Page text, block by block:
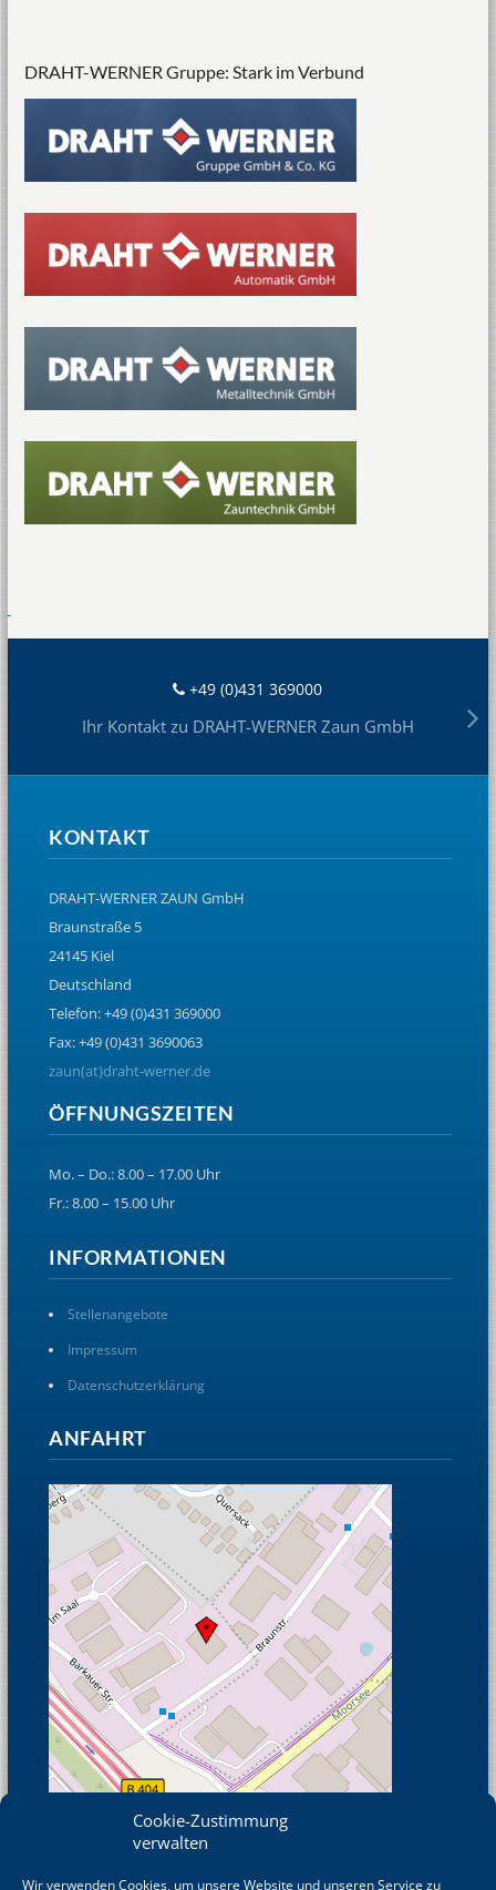
Cookie-Zustimmung
verwalten
Wir verwenden Cookies, um unsere Website und unseren Service zu
DRAHT-WERNER Gruppe: Stark im Verbund
+49 (0)431 369000
Ihr Kontakt zu DRAHT-WERNER Zaun GmbH
KONTAKT
DRAHT-WERNER ZAUN GmbH
Braunstraße 5
24145 Kiel
Deutschland
Telefon: +49 (0)431 369000
Fax: +49 (0)431 3690063
zaun(at)draht-werner.de
ÖFFNUNGSZEITEN
Mo. – Do.: 8.00 – 17.00 Uhr
Fr.: 8.00 – 15.00 Uhr
INFORMATIONEN
Stellenangebote
Impressum
Datenschutzerklärung
ANFAHRT